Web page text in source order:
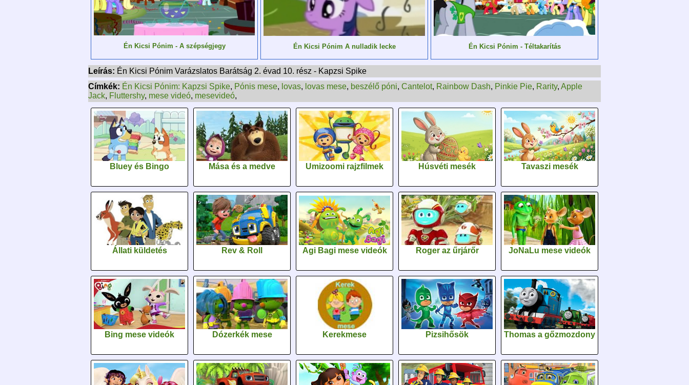
Én Kicsi Pónim - A szépségjegy Én Kicsi Pónim A nulladik lecke Én Kicsi Pónim - Téltakarítás
Leírás: Én Kicsi Pónim Varázslatos Barátság 2. évad 10. rész - Kapzsi Spike
Címkék: Én Kicsi Pónim: Kapzsi Spike, Pónis mese, lovas, lovas mese, beszélő póni, Cantelot, Rainbow Dash, Pinkie Pie, Rarity, Apple
Jack, Fluttershy, mese videó, mesevideó,
Bluey és Bingo Mása és a medve Umizoomi rajzfilmek Húsvéti mesék Tavaszi mesék
Állati küldetés Rev & Roll Agi Bagi mese videók Roger az űrjárőr JoNaLu mese videók
Bing mese videók Dózerkék mese Kerekmese Pizsihősök Thomas a gőzmozdony